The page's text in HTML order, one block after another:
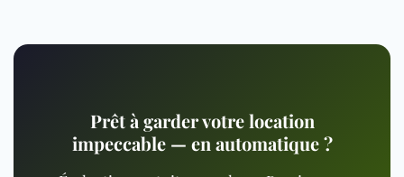
Prêt à garder votre location
impeccable — en automatique ?